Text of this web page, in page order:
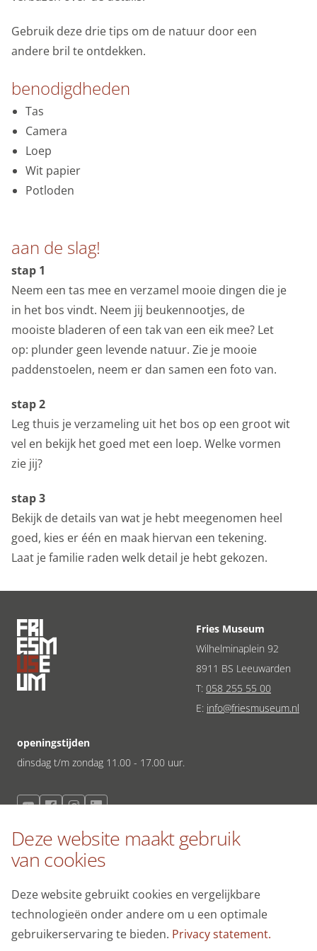
over het museum
Gebruik deze drie tips om de natuur door een
andere bril te ontdekken.
benodigdheden
Tas
Camera
Loep
Wit papier
Potloden
aan de slag!
stap 1
Neem een tas mee en verzamel mooie dingen die je
in het bos vindt. Neem jij beukennootjes, de
mooiste bladeren of een tak van een eik mee? Let
op: plunder geen levende natuur. Zie je mooie
paddenstoelen, neem er dan samen een foto van.
stap 2
Leg thuis je verzameling uit het bos op een groot wit
vel en bekijk het goed met een loep. Welke vormen
zie jij?
stap 3
Bekijk de details van wat je hebt meegenomen heel
goed, kies er één en maak hiervan een tekening.
Laat je familie raden welk detail je hebt gekozen.
Fries Museum
Wilhelminaplein 92
8911 BS Leeuwarden
T: 058 255 55 00
E: info@friesmuseum.nl
openingstijden
dinsdag t/m zondag 11.00 - 17.00 uur.
Schrijf je in voor onze nieuwsbrief en blijf op de hoogte van de
laatste ontwikkelingen.
Deze website maakt gebruik
van cookies
Deze website gebruikt cookies en vergelijkbare
technologieën onder andere om u een optimale
gebruikerservaring te bieden. Privacy statement.
zoals cookies (web) of apparaatidentificatoren (apps),
gerelateerd aan analyse, bijvoorbeeld bezoekduur.
Analytische cookies
Marketing cookies
We gebruiken marketingcookies om je aanbiedingen te
sturen waar je ook écht op zit te wachten. Die
aanbiedingen baseren we op wat je op de website
bekijkt of op jouw persoonlijke interesses. We maken
Instagram, zodat je filmpjes en informatie kunt delen
met je vrienden via social media. Maakt opslag mogelijk,
zoals cookies (web) of apparaatidentificatoren (apps),
gerelateerd aan reclame.
Marketing cookies
Personalisatie cookies
We gebruiken marketingcookies voor personalisatie,
waarmee we jou de meest relevante advertenties
kunnen tonen. Die aanbiedingen baseren we op wat je
op de website bekijkt of op jouw persoonlijke interesses.
We maken ook gebruik van cookies van YouTube,
kunt delen met je vrienden via social media. Stelt
toestemming in voor gepersonaliseerde advertenties.
Personalisatie cookies
beter inzicht te krijgen in het functioneren van de
website en onze marketingkanalen. Stelt toestemming
in voor het verzenden van gebruikersgegevens naar
Google voor online advertentiedoeleinden.
Opslaan Alles accepteren